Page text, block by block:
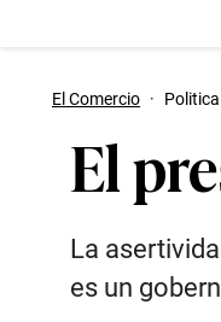
El Comercio · Politica
El
La
es un